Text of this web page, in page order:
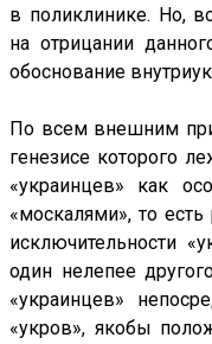
в поликлинике. Но,
на отрицании
обоснование
По всем внешним
генезисе которого
«украинцев» как
«москалями», то
исключительности
один нелепее
«украинцев»
«укров», якобы